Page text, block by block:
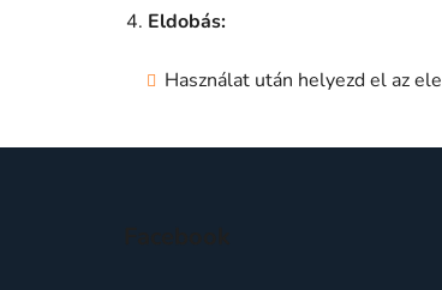
Eldobás:
Használat után helyezd el az